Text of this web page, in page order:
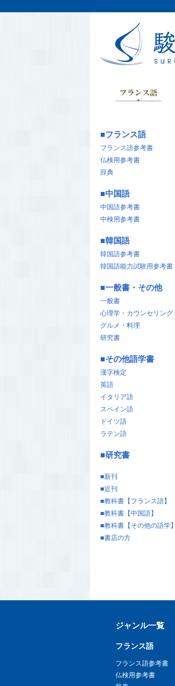
■フランス語
フランス語参考書
仏検用参考書
辞典
■中国語
中国語参考書
中検用参考書
■韓国語
韓国語参考書
韓国語能力試験用参考書
■一般書・その他
一般書
心理学・カウンセリング
グルメ・料理
研究書
■その他語学書
漢字検定
英語
イタリア語
スペイン語
ドイツ語
ラテン語
■研究書
■新刊
■近刊
■教科書【フランス語】
■教科書【中国語】
■教科書【その他の語学】
■書店の方
ジャンル一覧
フランス語
フランス語参考書
仏検用参考書